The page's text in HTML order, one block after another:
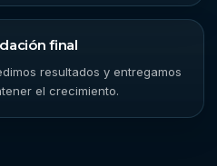
final
resultados y entregamos
el crecimiento.